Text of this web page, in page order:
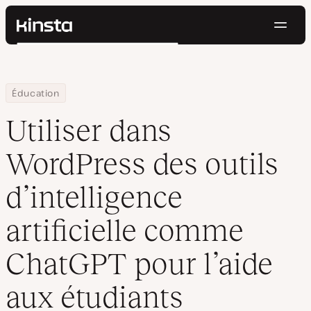
Kinsta®
Prix
Contact
Rechercher
Home
Centre de ressources
Blog
Éducation
Utiliser dans WordPress des outils d’intelligence artificielle
Utiliser dans
WordPress des outils
d’intelligence
artificielle comme
ChatGPT pour l’aide
aux étudiants